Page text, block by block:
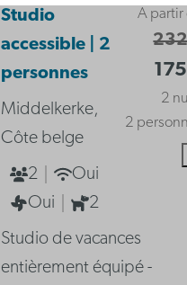
A partir
2
2
Studio
accessible | 2
personnes
Middelkerke,
Côte belge
2
Oui
Oui
2
Studio de vacances
entièrement équipé -